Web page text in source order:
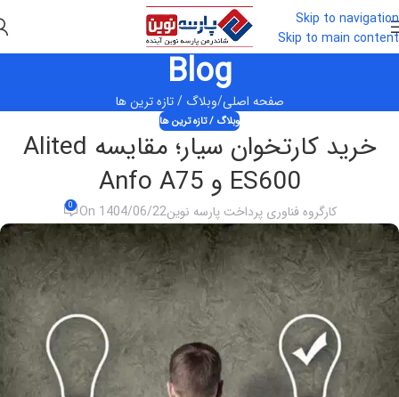
Skip to navigation
Skip to main content
Blog
صفحه اصلی وبلاگ / تازه ترین ها
وبلاگ / تازه ترین ها
خرید کارتخوان سیار؛ مقایسه Alited
ES600 و Anfo A75
کارگروه فناوری پرداخت پارسه نوینOn 1404/06/22
0